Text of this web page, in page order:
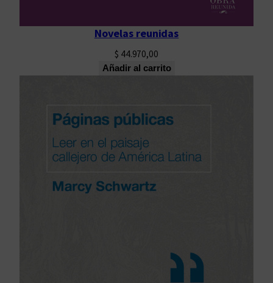
Novelas reunidas
$ 44.970,00
Añadir al carrito